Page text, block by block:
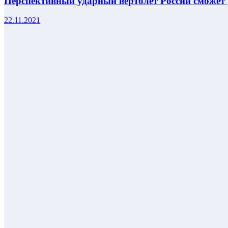
22.11.2021